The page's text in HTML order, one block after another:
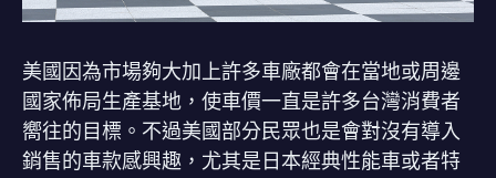
美國因為市場夠大加上許多車廠都會在當地或周邊
國家佈局生產基地，使車價一直是許多台灣消費者
嚮往的目標。不過美國部分民眾也是會對沒有導入
銷售的車款感興趣，尤其是日本經典性能車或者特